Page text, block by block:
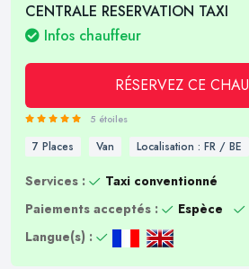
CENTRALE RESERVATION TAXI
Infos chauffeur
RÉSERVEZ CE
5 étoiles
7 Places Van Localisation : FR / BE
Services :
Taxi conventionné
Paiements acceptés :
Espèce
Langue(s) :